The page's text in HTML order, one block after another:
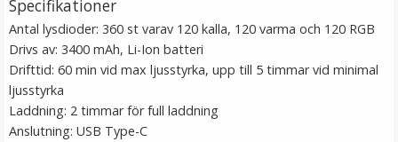
★★★
99 kr
LÄGG I VARUKORG
Specifikationer
Antal lysdioder: 360 st varav 120 kalla, 120 varma och 120 RGB
Drivs av: 3400 mAh, Li-Ion batteri
Drifttid: 60 min vid max ljusstyrka, upp till 5 timmar vid minimal
ljusstyrka
Laddning: 2 timmar för full laddning
Anslutning: USB Type-C